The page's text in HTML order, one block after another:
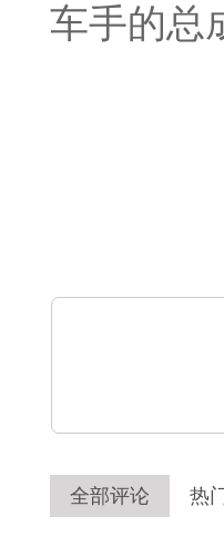
车手的总
全部评论 热